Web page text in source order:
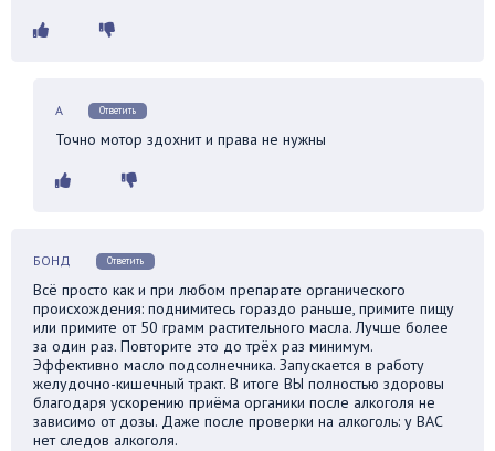
А Ответить
Точно мотор здохнит и права не нужны
БОНД Ответить
Всё просто как и при любом препарате органического
происхождения: поднимитесь гораздо раньше, примите пищу
или примите от 50 грамм растительного масла. Лучше более
за один раз. Повторите это до трёх раз минимум.
Эффективно масло подсолнечника. Запускается в работу
желудочно-кишечный тракт. В итоге ВЫ полностью здоровы
благодаря ускорению приёма органики после алкоголя не
зависимо от дозы. Даже после проверки на алкоголь: у ВАС
нет следов алкоголя.